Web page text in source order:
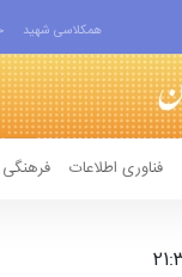
همکلاسی شهید
فناوری اطلاعات